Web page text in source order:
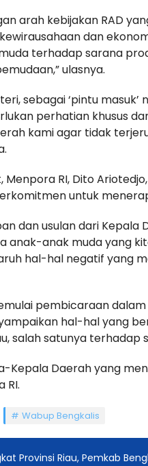
arah kebijakan RAD
dan
terhadap sarana
ulasnya.
sebagai ‘pintu
perhatian khusus
kami agar tidak
RI, Dito
untuk
dan usulan dari Kepala
anak-anak muda yang
hal-hal negatif yang
pembicaraan
hal-hal yang
salah satunya terhadap
Kepala Daerah yang
RI.
Wabup Bengkalis
Provinsi Riau, Pemkab